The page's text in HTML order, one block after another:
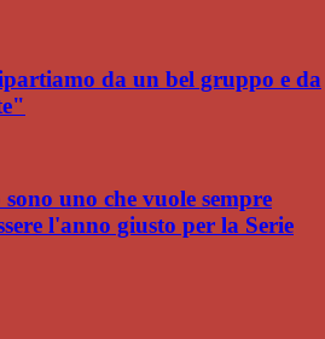
da un bel gruppo e da
uno che vuole sempre
l'anno giusto per la Serie